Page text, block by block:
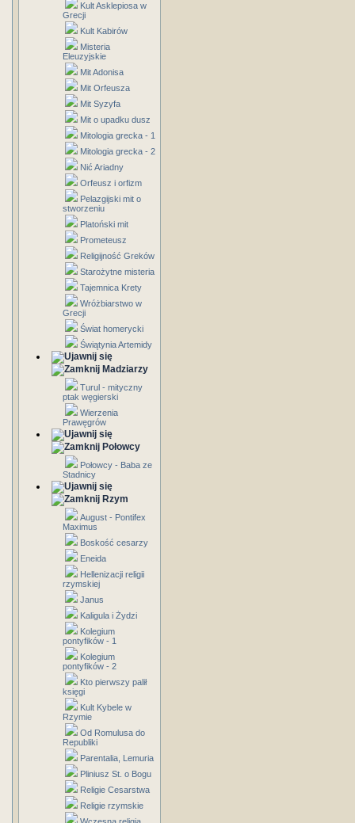
Kult Asklepiosa w
Grecji
Kult Kabirów
Misteria
Eleuzyjskie
Mit Adonisa
Mit Orfeusza
Mit Syzyfa
Mit o upadku dusz
Mitologia grecka - 1
Mitologia grecka - 2
Nić Ariadny
Orfeusz i orfizm
Pelazgijski mit o
stworzeniu
Platoński mit
Prometeusz
Religijność Greków
Starożytne misteria
Tajemnica Krety
Wróżbiarstwo w
Grecji
Świat homerycki
Świątynia Artemidy
Madziarzy
Turul - mityczny
ptak węgierski
Wierzenia
Prawęgrów
Połowcy
Połowcy - Baba ze
Stadnicy
Rzym
August - Pontifex
Maximus
Boskość cesarzy
Eneida
Hellenizacji religii
rzymskiej
Janus
Kaligula i Żydzi
Kolegium
pontyfików - 1
Kolegium
pontyfików - 2
Kto pierwszy palił
księgi
Kult Kybele w
Rzymie
Od Romulusa do
Republiki
Parentalia, Lemuria
Pliniusz St. o Bogu
Religie Cesarstwa
Religie rzymskie